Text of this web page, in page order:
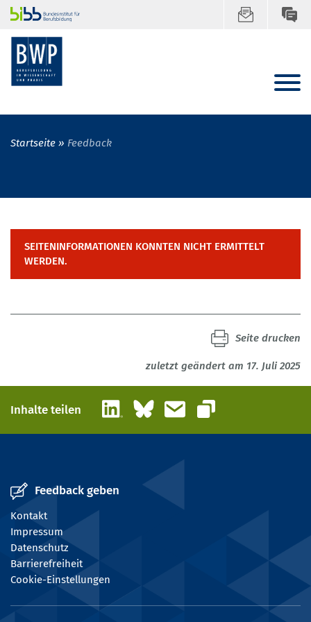
Startseite Feedback
SEITENINFORMATIONEN KONNTEN NICHT ERMITTELT
WERDEN.
zuletzt geändert am 17. Juli 2025
Seite drucken
Inhalte teilen LinkedInBlueskyE-Mail
Link kopieren
Feedback geben
Kontakt
Impressum
Datenschutz
Barrierefreiheit
Cookie-Einstellungen